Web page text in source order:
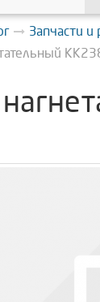
Запчасти и